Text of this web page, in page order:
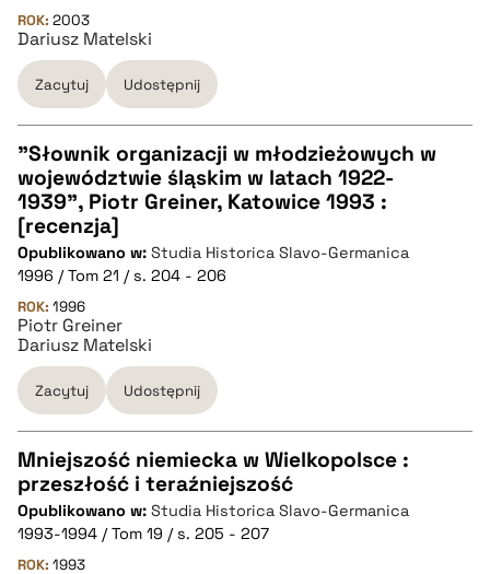
BIBTEX
pobierz cytat
ROK: 2003
Dariusz Matelski
Zacytuj Udostępnij
CZYSTY TEKST
pobierz cytat
BIBTEX
pobierz cytat
"Słownik organizacji w młodzieżowych w
województwie śląskim w latach 1922-
1939", Piotr Greiner, Katowice 1993 :
[recenzja]
Opublikowano w: Studia Historica Slavo-Germanica
1996 / Tom 21 / s. 204 - 206
ROK: 1996
Piotr Greiner
Dariusz Matelski
Zacytuj Udostępnij
CZYSTY TEKST
pobierz cytat
Mniejszość niemiecka w Wielkopolsce :
przeszłość i teraźniejszość
Opublikowano w: Studia Historica Slavo-Germanica
1993-1994 / Tom 19 / s. 205 - 207
ROK: 1993